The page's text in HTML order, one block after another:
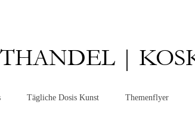
|
Tägliche Dosis Kunst Themenflyer